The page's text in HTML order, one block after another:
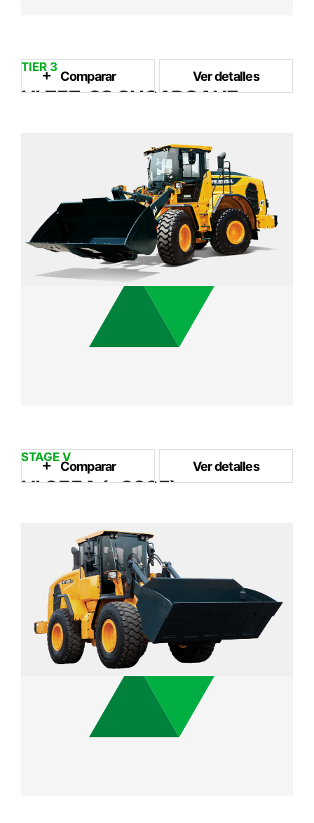
TIER 3
HL757-9S SUGARCANE
128 kW / 2.100 rpm
14.7 ton
Comparar Ver detalles
STAGE V
HL955A (~2025)
Capacidad del Cubo
Potencia Nominal 149 kW / 2,200 rpm
Peso Operativo 15.8 ton
Comparar Ver detalles